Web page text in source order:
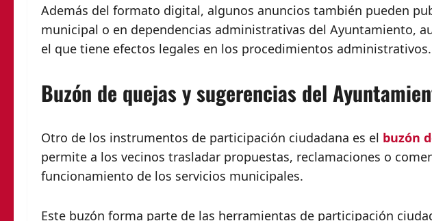
Además del formato digital, algunos anuncios también pueden
municipal o en dependencias administrativas del Ayuntamiento,
el que tiene efectos legales en los procedimientos administrativos.
Buzón de quejas y sugerencias del
Otro de los instrumentos de participación ciudadana es el buzón
permite a los vecinos trasladar propuestas, reclamaciones o
funcionamiento de los servicios municipales.
Este buzón forma parte de las herramientas de participación